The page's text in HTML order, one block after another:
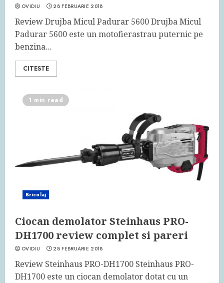
OVIDIU 28 FEBRUARIE 2018
Review Drujba Micul Padurar 5600 Drujba Micul
Padurar 5600 este un motofierastrau puternic pe
benzina...
CITESTE
1 min read
Bricolaj
Ciocan demolator Steinhaus PRO-
DH1700 review complet si pareri
OVIDIU 28 FEBRUARIE 2018
Review Steinhaus PRO-DH1700 Steinhaus PRO-
DH1700 este un ciocan demolator dotat cu un